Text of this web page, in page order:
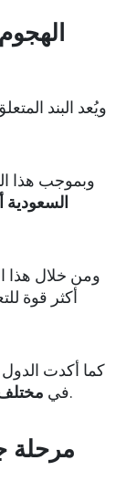
ويُعد البند
وبموجب هذا
ومن خلال هذا
أكثر قوة
كما أكدت الدول
في مختلف .
مرحلة